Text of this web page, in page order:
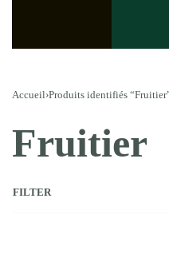
Accueil›Produits identifiés
Fruitier
FILTER